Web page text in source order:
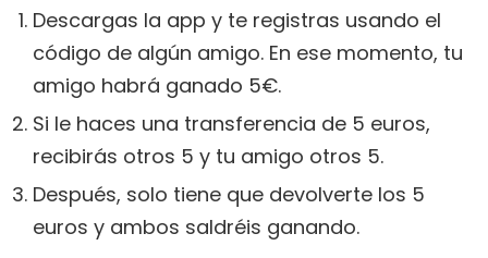
Descargas la app y te registras usando el
código de algún amigo. En ese momento, tu
amigo habrá ganado 5€.
Si le haces una transferencia de 5 euros,
recibirás otros 5 y tu amigo otros 5.
Después, solo tiene que devolverte los 5
euros y ambos saldréis ganando.